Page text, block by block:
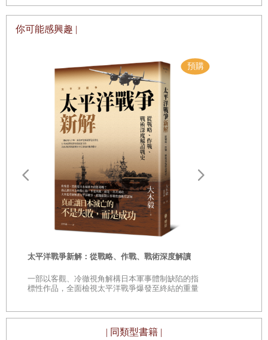
定義「意識形態」
定義「世界觀」
定義「馬克思主義」、「列寧主義」與「左傾」
定義「民族主義」、「右傾」與「民族自信」
欲。我想弄清楚，跟其他後毛澤東時代的前任領導人相比，
政治與政策轉向。我想知道他已經帶來的改變中有哪些模
式，以了解中國未來最有可能走往哪個方向。世界各地（包
含中國國內）的政治、企業和輿論領袖，以及試圖從媒體報
導中理解習近平、卻心生許多困惑的普通中國公民，都經常
提出這些問題。
為了回答這些問題，我的牛津博士研究課程要我檢視習近平
在中國共產黨內部的政治與理論論述的原始文件。這對於解
譯黨內溝通的潛在意識形態方言上，是必須之舉。其中包含
習近平上台之後，就開始對全黨傳遞的核心變革訊息。我也
並在可能的情況下，輔以中國官方實地行動與行為上的可觀
量」，運用意識形態、政策與行為變化上的交叉引用、排序
你可能感興趣 |
太平洋戰爭新解：從戰略、作戰、戰術深度解讀
一部以客觀、冷徹視角解構日本軍事體制缺陷的指
標性作品，全面檢視太平洋戰爭爆發至終結的重量
| 同類型書籍 |